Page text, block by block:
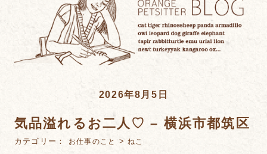
2026年8月5日
気品溢れるお二人♡ – 横浜市都筑区
カテゴリー： お仕事のこと >ねこ